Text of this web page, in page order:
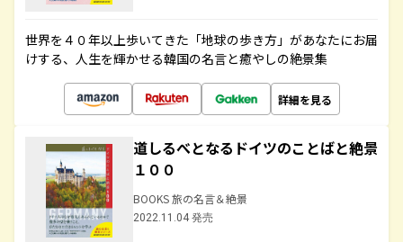
世界を４０年以上歩いてきた「地球の歩き方」があなたにお届
けする、人生を輝かせる韓国の名言と癒やしの絶景集
詳細を見る
道しるべとなるドイツのことばと絶景
１００
BOOKS 旅の名言＆絶景
2022.11.04 発売